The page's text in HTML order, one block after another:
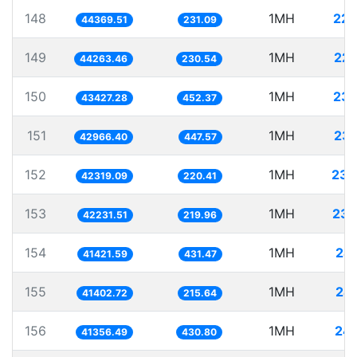
148 44369.51 231.09 1MH
149 44263.46 230.54 1MH
150 43427.28 452.37 1MH
151 42966.40 447.57 1MH
152 42319.09 220.41 1MH
153 42231.51 219.96 1MH
154 41421.59 431.47 1MH
155 41402.72 215.64 1MH
156 41356.49 430.80 1MH